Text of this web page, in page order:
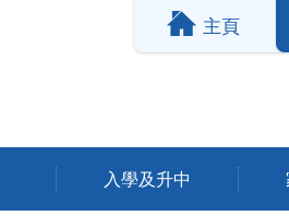
主頁
入學及升中